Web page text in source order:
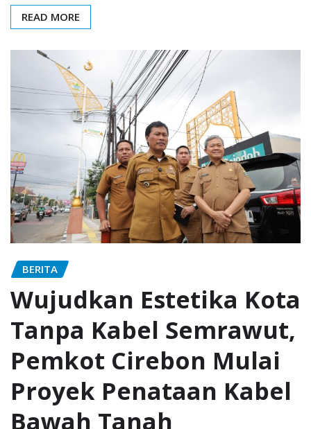
READ MORE
BERITA
Wujudkan Estetika Kota
Tanpa Kabel Semrawut,
Pemkot Cirebon Mulai
Proyek Penataan Kabel
Bawah Tanah